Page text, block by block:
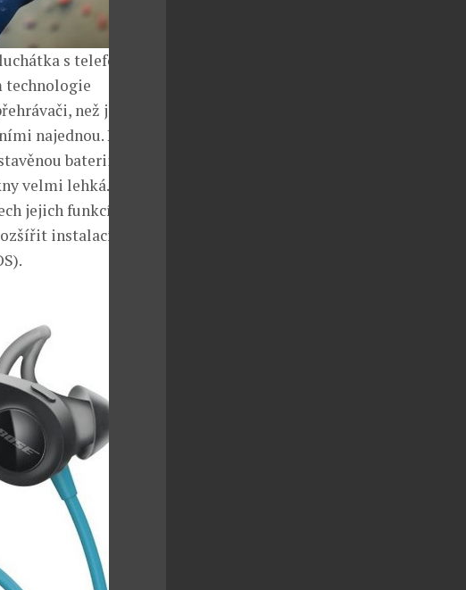
s telefonem
technologie
než je
najednou. Přesto,
baterii, jsou
velmi lehká. Pro
jejich funkcí je
instalací